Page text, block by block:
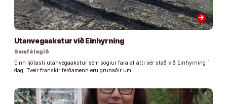
arrow_forward
Utanvegaakstur við Einhyrning
Samfélagið
Einn ljótasti utanvegaakstur sem sögiur fara af átti sér stað við Einhyrning í
dag. Tveir franskir ferðamenn eru grunaðir um …